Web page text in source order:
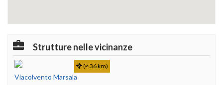
Strutture nelle vicinanze
Viacolvento Marsala
(≈ 36 km)